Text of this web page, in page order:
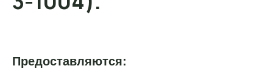
Предоставляются: